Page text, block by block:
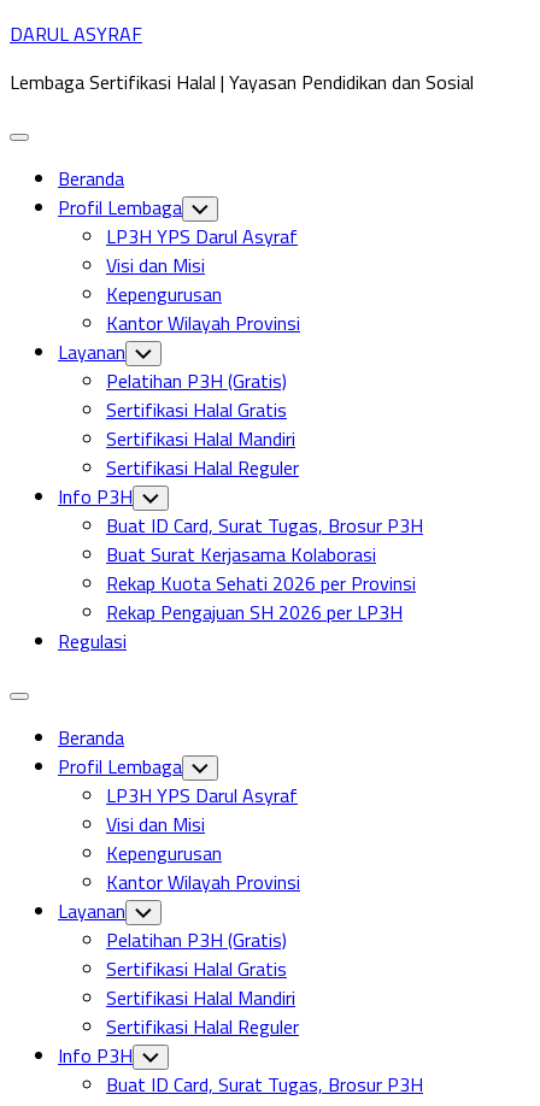
Skip
content
DARUL ASYRAF
Lembaga Sertifikasi Halal | Yayasan Pendidikan dan Sosial
Expand
Beranda
Profil Lembaga Toggle
Child
Menu
LP3H YPS Darul Asyraf
Visi dan Misi
Kepengurusan
Kantor Wilayah Provinsi
Layanan Toggle
Child
Menu
Pelatihan P3H (Gratis)
Sertifikasi Halal Gratis
Sertifikasi Halal Mandiri
Sertifikasi Halal Reguler
Info P3H Toggle
Child
Menu
Buat ID Card, Surat Tugas, Brosur P3H
Buat Surat Kerjasama Kolaborasi
Rekap Kuota Sehati 2026 per Provinsi
Rekap Pengajuan SH 2026 per LP3H
Regulasi
Expand
Beranda
Profil Lembaga Toggle
Child
Menu
LP3H YPS Darul Asyraf
Visi dan Misi
Kepengurusan
Kantor Wilayah Provinsi
Layanan Toggle
Child
Menu
Pelatihan P3H (Gratis)
Sertifikasi Halal Gratis
Sertifikasi Halal Mandiri
Sertifikasi Halal Reguler
Info P3H Toggle
Child
Menu
Buat ID Card, Surat Tugas, Brosur P3H